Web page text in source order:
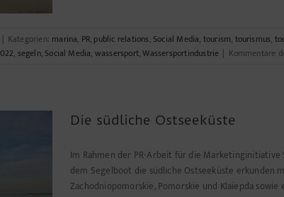
| Kategorien: marina, PR, public relations,Social Media, tourism, tourismus,
, segeln,Social Media, wassersport,Wassersportindustrie | Kommentare
Die südliche Ostseeküste
Im Rahmen der PR-Arbeit für die Marketinginitiative
dem Segelboot die südliche Ostseeküste erkunden
Zachodniopomorskie, Pomorskie und Klaiepda